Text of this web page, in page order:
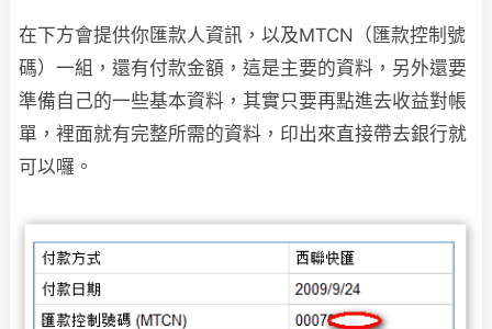
在下方會提供你匯款人資訊，以及MTCN（匯款控制號
碼）一組，還有付款金額，這是主要的資料，另外還要
準備自己的一些基本資料，其實只要再點進去收益對帳
單，裡面就有完整所需的資料，印出來直接帶去銀行就
可以囉。